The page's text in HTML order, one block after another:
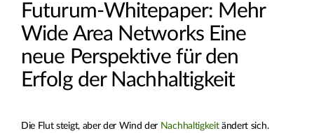
Futurum-Whitepaper: Mehr
Wide Area Networks Eine
neue Perspektive für den
Erfolg der Nachhaltigkeit
Die Flut steigt, aber der Wind der Nachhaltigkeitändert sich.